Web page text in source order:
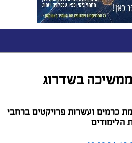
בשדרוג
כרמים ועשרות פרויקטים ברחבי
הלימודים